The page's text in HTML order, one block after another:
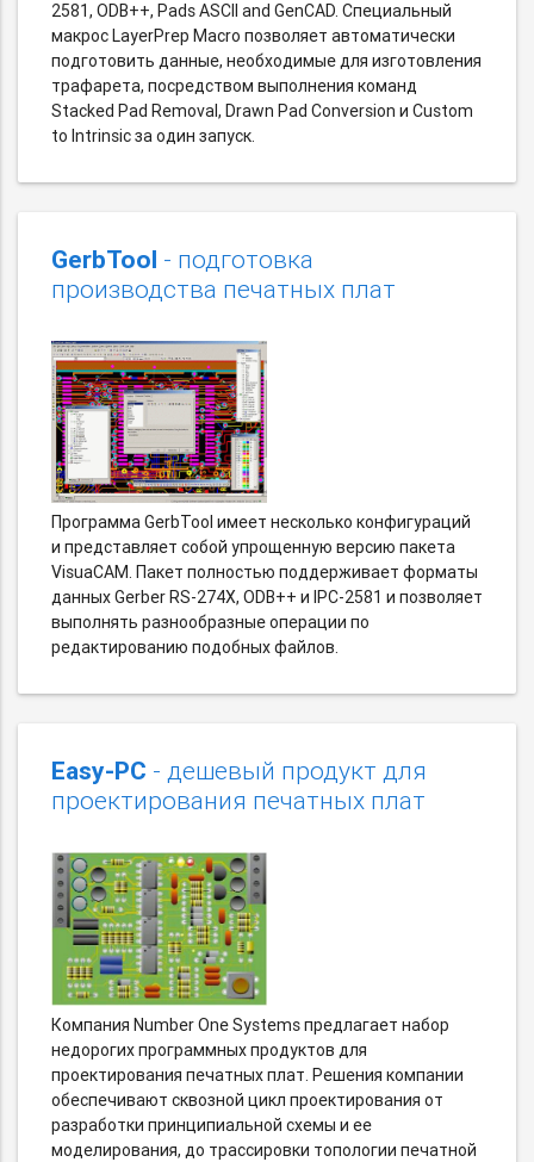
2581, ODB++, Pads ASCII and GenCAD. Специальный
макрос LayerPrep Macro позволяет автоматически
подготовить данные, необходимые для изготовления
трафарета, посредством выполнения команд
Stacked Pad Removal, Drawn Pad Conversion и Custom
to Intrinsic за один запуск.
GerbTool - подготовка
производства печатных плат
Программа GerbTool имеет несколько конфигураций
и представляет собой упрощенную версию пакета
VisuaCAM. Пакет полностью поддерживает форматы
данных Gerber RS-274X, ODB++ и IPC-2581 и позволяет
выполнять разнообразные операции по
редактированию подобных файлов.
Easy-PC - дешевый продукт для
проектирования печатных плат
Компания Number One Systems предлагает набор
недорогих программных продуктов для
проектирования печатных плат. Решения компании
обеспечивают сквозной цикл проектирования от
разработки принципиальной схемы и ее
моделирования, до трассировки топологии печатной